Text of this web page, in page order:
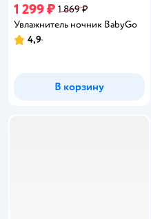
1 299 ₽ 1 869 ₽
Увлажнитель ночник BabyGo
Рейтинг:
4,9
В корзину